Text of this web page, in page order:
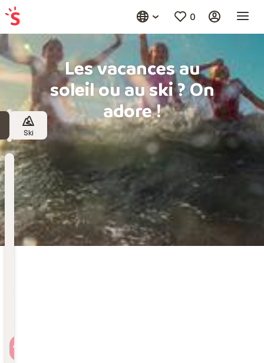
0
Les vacances au
soleil ou au ski ? On
adore !
Ski
Destination
Choisissez une destination
Date
départ
Date de départ